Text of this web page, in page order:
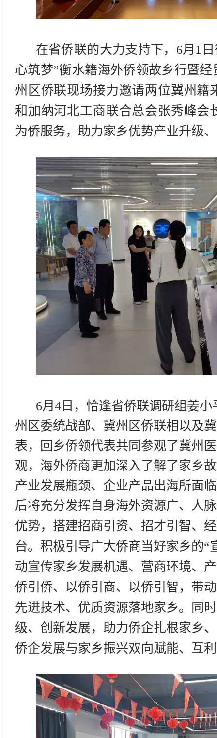
在省侨联的大力支持下， 6月 1
心筑梦”衡水籍海外侨领故乡行暨
州区侨联现场接力邀请两位冀州籍
和加纳河北工商联合总会张秀峰会
为侨服务，助力家乡优势产业升级
6月4日，恰逢省侨联调研组姜
州区委统战部、冀州区侨联相以及
表，回乡侨领代表共同参观了冀州
观，海外侨商更加深入了解了家乡
产业发展瓶颈、企业产品出海所面
后将充分发挥自身海外资源广、人
优势，搭建招商引资、招才引智、
台。积极引导广大侨商当好家乡的“
动宣传家乡发展机遇、营商环境、
侨引侨、以侨引商、以侨引智，带
先进技术、优质资源落地家乡。同
级、创新发展，助力侨企扎根家乡
侨企发展与家乡振兴双向赋能、互